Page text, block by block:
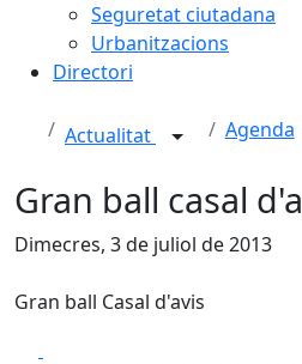
Seguretat ciutadana
Urbanitzacions
Directori
Actualitat Agenda
Gran ball casal
Dimecres, 3 de juliol de 2013
Gran ball Casal d'avis